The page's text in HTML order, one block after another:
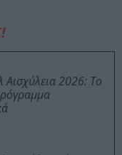
Αισχύλεια 2026: Το